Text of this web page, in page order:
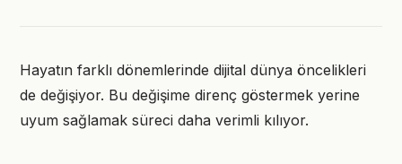
Hayatın farklı dönemlerinde dijital dünya öncelikleri
de değişiyor. Bu değişime direnç göstermek yerine
uyum sağlamak süreci daha verimli kılıyor.